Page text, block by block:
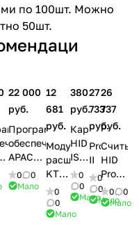
по 100шт. Можно
50шт.
22 000
руб.
Программное
обеспечение
APACS
3000
Light-
0
0
Мало
12
681
руб.
Модуль
расширения
KT-
PC4108
0
0
Мало
380
руб.
Карта
HID
ISOProx
II
1386
0
0
Мало
27
733
руб.
ProxPro
II
0
0
Мало
26
737
руб.
HID
Prox-
карт
0
0
Мало